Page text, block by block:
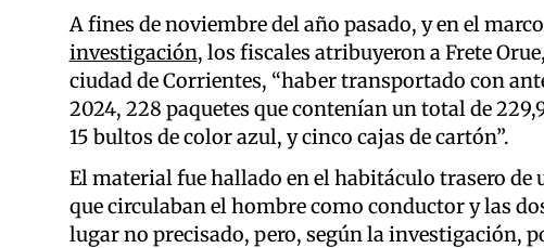
A fines de noviembre del año pasado, y en el
investigación, los fiscales atribuyeron a Frete
ciudad de Corrientes, “haber transportado con
2024, 228 paquetes que contenían un total de
15 bultos de color azul, y cinco cajas de cartón”.
El material fue hallado en el habitáculo trasero
que circulaban el hombre como conductor y las
lugar no precisado, pero, según la investigación,